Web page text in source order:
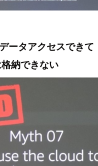
ータアクセスできて
納できない